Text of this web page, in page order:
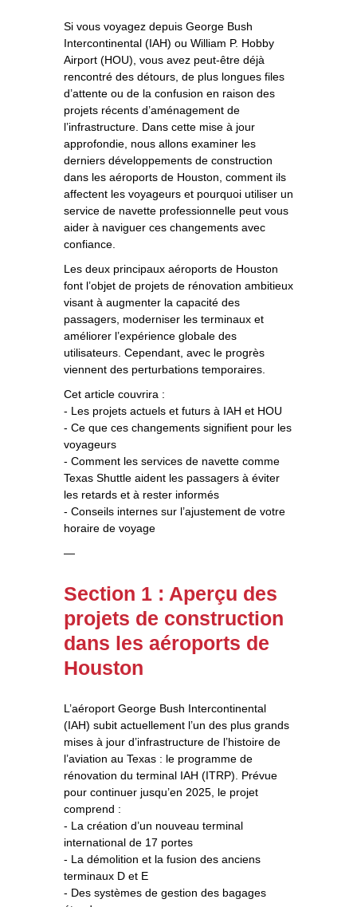
Si vous voyagez depuis George Bush
Intercontinental (IAH) ou William P. Hobby
Airport (HOU), vous avez peut-être déjà
rencontré des détours, de plus longues files
d’attente ou de la confusion en raison des
projets récents d’aménagement de
l’infrastructure. Dans cette mise à jour
approfondie, nous allons examiner les
derniers développements de construction
dans les aéroports de Houston, comment ils
affectent les voyageurs et pourquoi utiliser un
service de navette professionnelle peut vous
aider à naviguer ces changements avec
confiance.
Les deux principaux aéroports de Houston
font l’objet de projets de rénovation ambitieux
visant à augmenter la capacité des
passagers, moderniser les terminaux et
améliorer l’expérience globale des
utilisateurs. Cependant, avec le progrès
viennent des perturbations temporaires.
Cet article couvrira :
- Les projets actuels et futurs à IAH et HOU
- Ce que ces changements signifient pour les
voyageurs
- Comment les services de navette comme
Texas Shuttle aident les passagers à éviter
les retards et à rester informés
- Conseils internes sur l’ajustement de votre
horaire de voyage
—
Section 1 : Aperçu des
projets de construction
dans les aéroports de
Houston
L’aéroport George Bush Intercontinental
(IAH) subit actuellement l’un des plus grands
mises à jour d’infrastructure de l’histoire de
l’aviation au Texas : le programme de
rénovation du terminal IAH (ITRP). Prévue
pour continuer jusqu’en 2025, le projet
comprend :
- La création d’un nouveau terminal
international de 17 portes
- La démolition et la fusion des anciens
terminaux D et E
- Des systèmes de gestion des bagages